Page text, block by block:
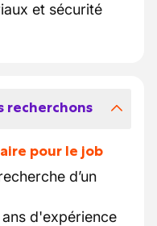
et sécurité
recherchons
pour le job
d’un
d'expérience